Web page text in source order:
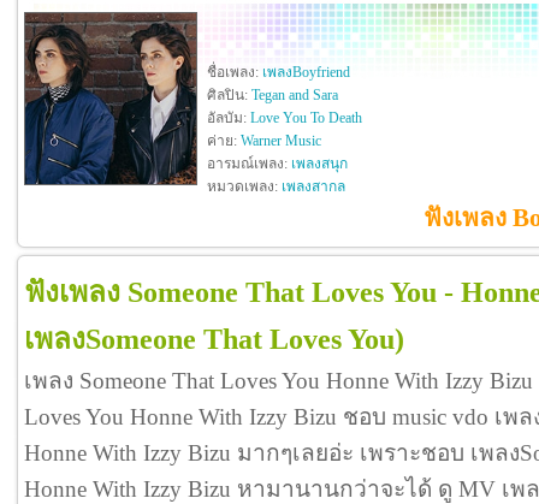
ชื่อเพลง: เพลงBoyfriend
ศิลปิน: Tegan and Sara
อัลบัม: Love You To Death
ค่าย: Warner Music
อารมณ์เพลง: เพลงสนุก
หมวดเพลง: เพลงสากล
ฟังเพลง
ฟังเพลง Someone That Loves You -
เพลงSomeone That Loves You)
เพลง Someone That Loves You Honne With Izzy
Loves You Honne With Izzy Bizu ชอบ music vdo เพล
Honne With Izzy Bizu มากๆเลยอ่ะ เพราะชอบ เพลง
Honne With Izzy Bizu หามานานกว่าจะได้ ดู MV เพล